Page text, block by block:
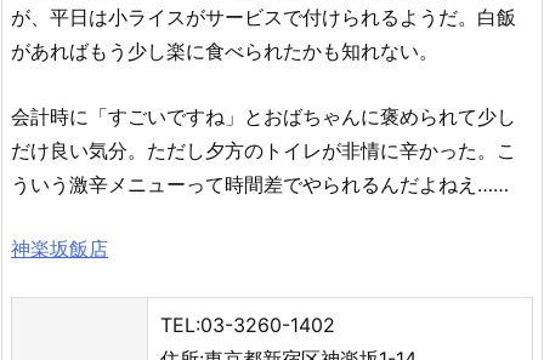
が、平日は小ライスがサービスで付けられるようだ。白飯
があればもう少し楽に食べられたかも知れない。
会計時に「すごいですね」とおばちゃんに褒められて少し
だけ良い気分。ただし夕方のトイレが非情に辛かった。こ
ういう激辛メニューって時間差でやられるんだよねえ……
神楽坂飯店
TEL:03-3260-1402